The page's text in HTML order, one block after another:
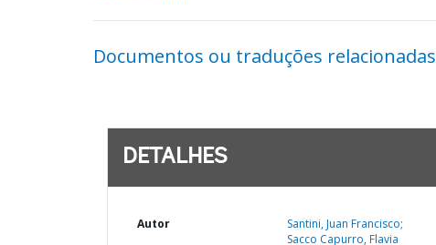
Documentos ou traduções relacionadas
DETALHES
Autor
Santini, Juan Francisco;
Sacco Capurro, Flavia